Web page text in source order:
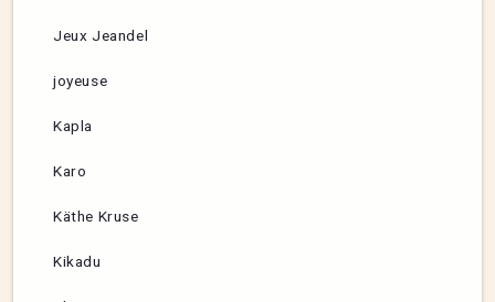
Jeux Jeandel
joyeuse
Kapla
Karo
Käthe Kruse
Kikadu